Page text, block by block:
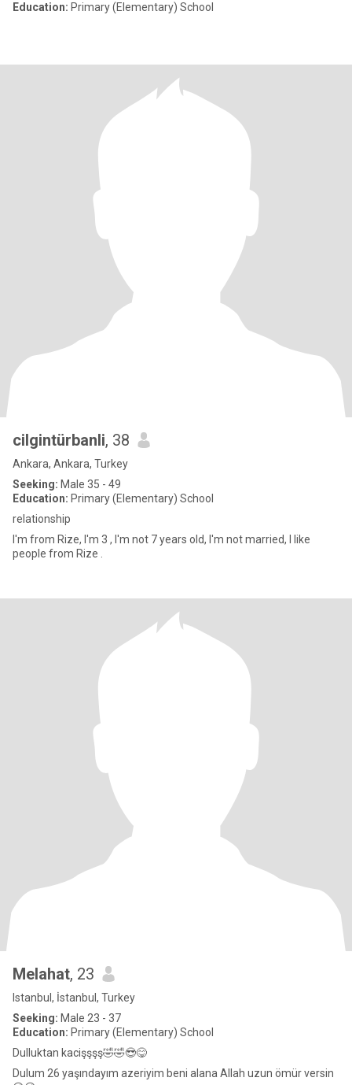
Education: Primary (Elementary) School
cilgintürbanli, 38
Ankara, Ankara, Turkey
Seeking: Male 35 - 49
Education: Primary (Elementary) School
relationship ​
I'm from Rize, I'm 3 , I'm not 7 years old, I'm not married, I like
people from Rize .
Melahat, 23
Istanbul, İstanbul, Turkey
Seeking: Male 23 - 37
Education: Primary (Elementary) School
Dulluktan kacişşşş🤣🤣😎😋
Dulum 26 yaşındayım azeriyim beni alana Allah uzun ömür versin